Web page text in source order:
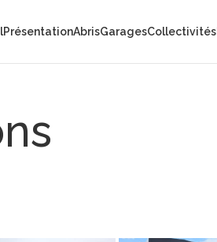
PrésentationAbrisGaragesCollectivités